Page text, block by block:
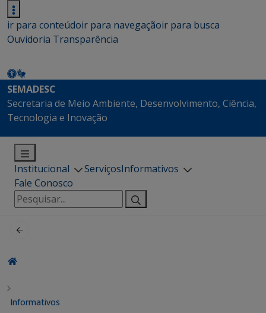
ir para conteúdoir para navegaçãoir para busca
Ouvidoria Transparência
SEMADESC
Secretaria de Meio Ambiente, Desenvolvimento, Ciência,
Tecnologia e Inovação
Institucional ServiçosInformativos
Fale Conosco
Pesquisar
por:
Informativos